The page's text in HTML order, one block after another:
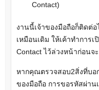
Contact)
งานนี้เจ้าของมือถือก็ติดต่
เหมือนเดิม ให้เค้าทำการ
Contact ไว้ล่วงหน้าก่อนจ
หากคุณตรวจสอบ2สิ่งที่บอ
ของมือถือ การขอรหัสผ่าน